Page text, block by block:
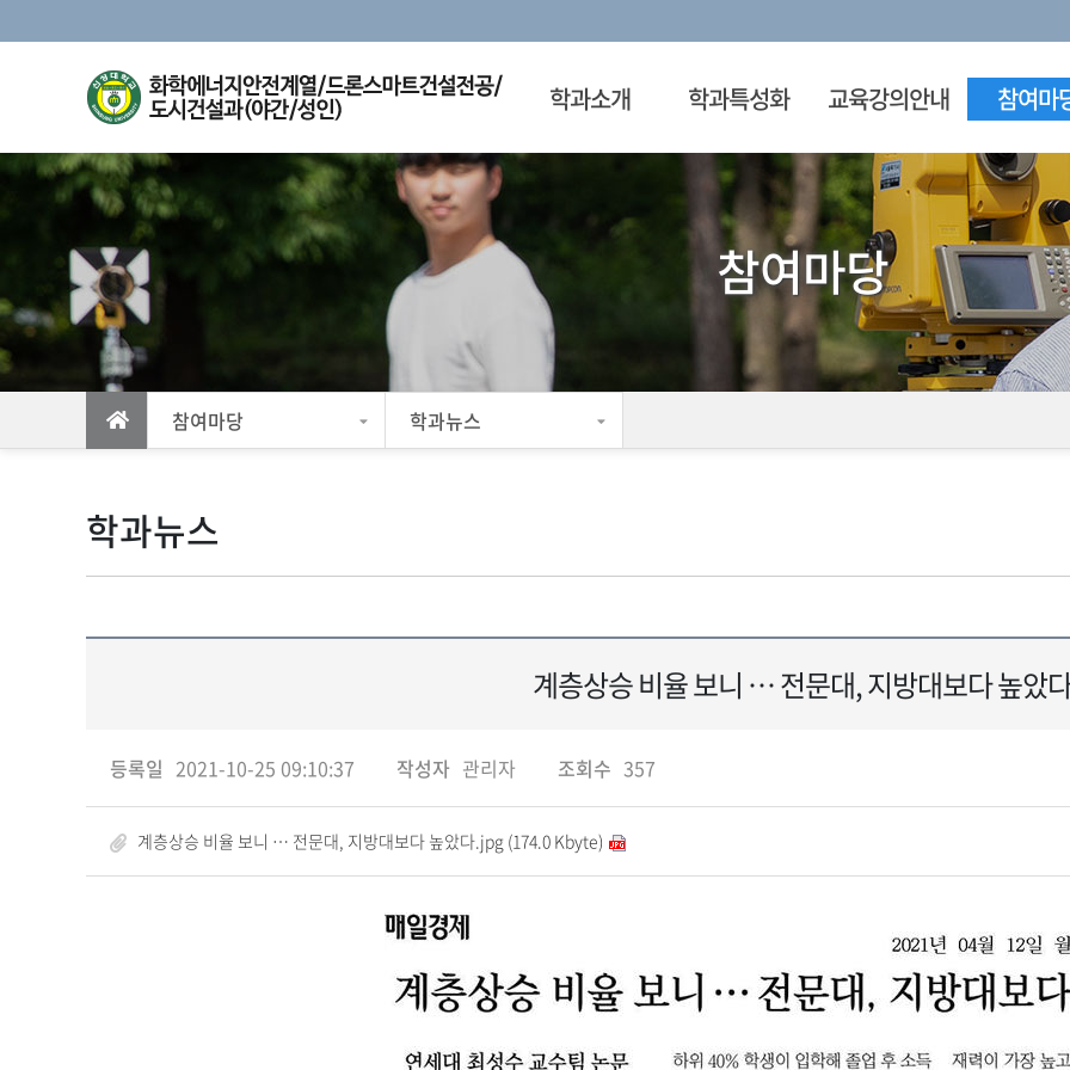
학과소개 학과특성화 교육강의안내 참여마
참여마당
참여마당 학과뉴스
학과뉴스
계층상승 비율 보니 … 전문대, 지방대보다 높았
등록일 2021-10-25 09:10:37 작성자 관리자 조회수 357
계층상승 비율 보니 … 전문대, 지방대보다 높았다.jpg (174.0 Kbyte)